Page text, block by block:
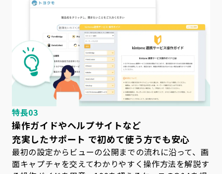
特長03
操作ガイドやヘルプサイトなど
充実したサポート で初めて使う方でも安心
最初の設定からビューの公開までの流れに沿って、画
面キャプチャを交えてわかりやすく操作方法を解説す